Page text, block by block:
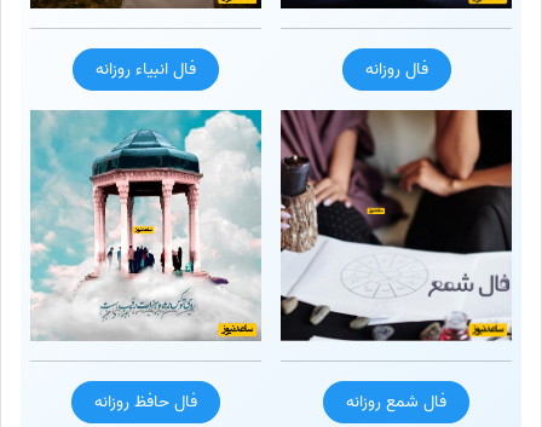
فال روزانه فال انبیاء روزانه
فال شمع روزانه فال حافظ روزانه